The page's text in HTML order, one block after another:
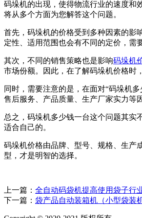
码垛机的出现，使得物流行业的速度和
将从多个方面为您解答这个问题。
首先，码垛机的价格受到多种因素的影
定性、适用范围也会有不同的定价，需
其次，不同的销售策略也是影响码垛机
市场份额。因此，在了解码垛机价格时
同时，需要注意的是，在面对“码垛机
售后服务、产品质量、生产厂家实力等
总之，码垛机多少钱一台这个问题其实
适合自己的。
码垛机价格由品牌、型号、规格、生产
型，才是明智的选择。
上一篇： 全自动码袋机提高使用袋子行
下一篇： 袋产品自动装箱机（小型袋装机